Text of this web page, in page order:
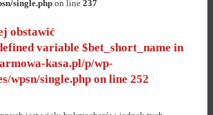
single.php on line 237
obstawić
variable $bet_short_name in
kasa.pl/p/wp-
wpsn/single.php on line 252